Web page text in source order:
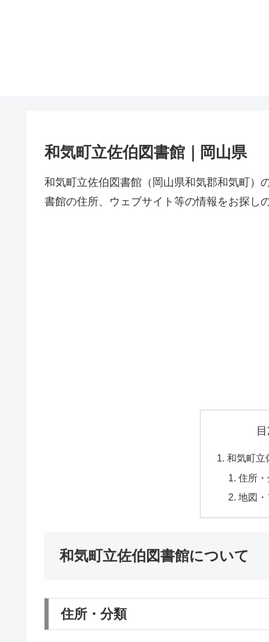
和気町立佐伯図書館｜岡山県
和気町立佐伯図書館（岡山県和気郡和気町）
書館の住所、ウェブサイト等の情報をお探し
和気町立
住所
地図
和気町立佐伯図書館について
住所・分類